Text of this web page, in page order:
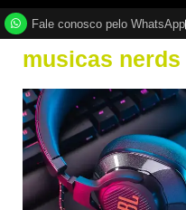
Fale conosco pelo WhatsApp
musicas nerds